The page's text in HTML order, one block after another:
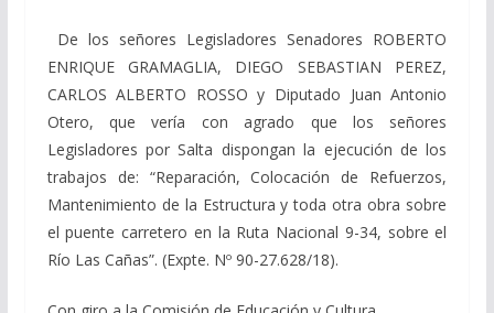
De los señores Legisladores Senadores ROBERTO
ENRIQUE GRAMAGLIA, DIEGO SEBASTIAN PEREZ,
CARLOS ALBERTO ROSSO y Diputado Juan Antonio
Otero, que vería con agrado que los señores
Legisladores por Salta dispongan la ejecución de los
trabajos de: “Reparación, Colocación de Refuerzos,
Mantenimiento de la Estructura y toda otra obra sobre
el puente carretero en la Ruta Nacional 9-34, sobre el
Río Las Cañas”. (Expte. Nº 90-27.628/18).